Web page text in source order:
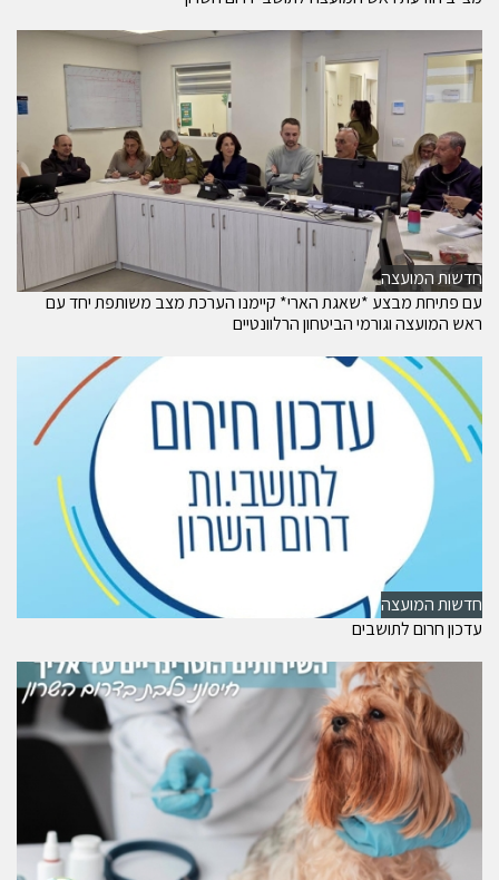
חדשות המועצה
עם פתיחת מבצע *שאגת הארי* קיימנו הערכת מצב משותפת יחד עם
ראש המועצה וגורמי הביטחון הרלוונטיים
חדשות המועצה
עדכון חרום לתושבים